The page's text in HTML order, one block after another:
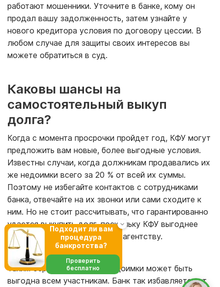
работают мошенники. Уточните в банке, кому он
продал вашу задолженность, затем узнайте у
нового кредитора условия по договору цессии. В
любом случае для защиты своих интересов вы
можете обратиться в суд.
Каковы шансы на
самостоятельный выкуп
долга?
Когда с момента просрочки пройдет год, КФУ могут
предложить вам новые, более выгодные условия.
Известны случаи, когда должникам продавались их
же недоимки всего за 20 % от всей их суммы.
Поэтому не избегайте контактов с сотрудниками
банка, отвечайте на их звонки или сами сходите к
ним. Но не стоит рассчитывать, что гарантированно
удастся выкупить долг, поскольку КФУ выгоднее
продать его коллекторскому агентству.
Таким образом, продажа недоимки может быть
выгодна всем участникам. Банк так избавляется от
Подходит ли вам
процедура
банкротства?
Проверить
бесплатно